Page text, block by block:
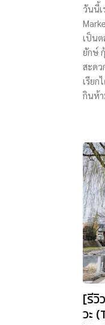
วันนี้เ
เป็นต
ยักษ์
สะดว
เรียก
กินห้า
[รีวิ
วะ